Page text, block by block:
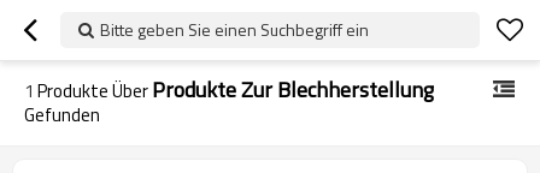
Bitte geben Sie einen Suchbegriff ein
1 Produkte ÜberProdukte Zur Blechherstellung
Gefunden